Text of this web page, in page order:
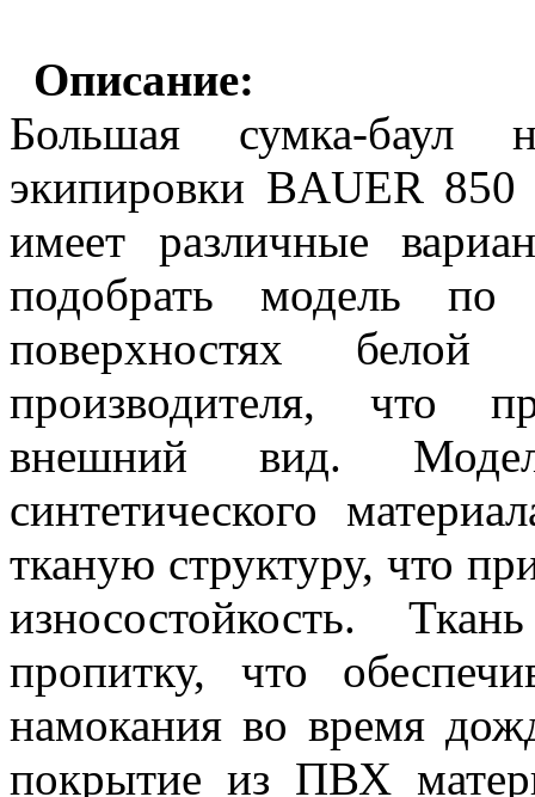
Описание:
Большая сумка-баул
экипировки BAUER
имеет различные
подобрать модель
поверхностях белой
производителя, что
внешний вид.
синтетического
тканую структуру, что
износостойкость.
пропитку, что
намокания во время
покрытие из ПВХ